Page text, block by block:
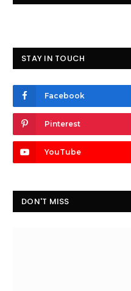
STAY IN TOUCH
Facebook
Pinterest
YouTube
DON'T MISS